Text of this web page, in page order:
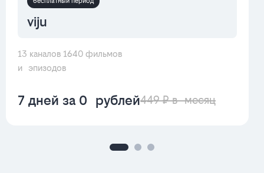
viju
13 каналов 1640 фильмов
и эпизодов
7 дней за 0 рублей449 ₽ в месяц